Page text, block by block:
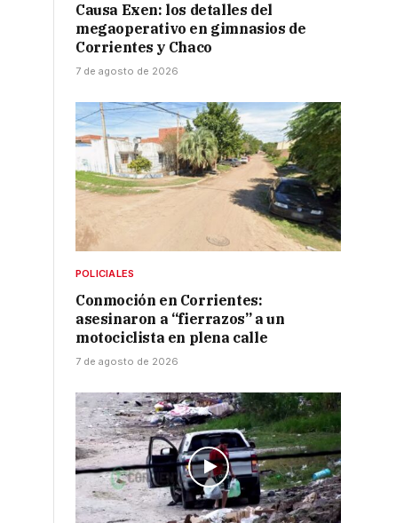
Causa Exen: los detalles del
megaoperativo en gimnasios de
Corrientes y Chaco
7 de agosto de 2026
POLICIALES
Conmoción en Corrientes:
asesinaron a “fierrazos” a un
motociclista en plena calle
7 de agosto de 2026